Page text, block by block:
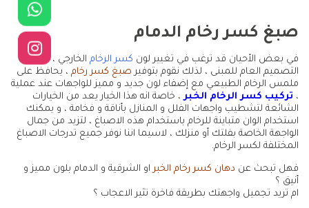
صبغ كسر رخام الدمام
في بعض الأحيان قد ترغب في تغيير لون كسر الرخام الخارجي ، لتناسب
التصميم العام للمبنى ، لذلك نقوم بتوفير صبغ كسر رخام ، يحافظ على
ملمس الرخام الطبيعي مع إضفاء لون جديد و مميز للواجهات عند عملية
، تركيب كسر الرخام الخبر، خاصة انه هذا الخيار يعد من الخيارات
الشائعة لتشطيب واجهات الفلل و المنازل بأناقة و فخامة ، و يمكنك
استخدام الوان متباينة للرخام باستخدام هذه الاصباغ ، لتزيد من جمال
الواجهة الخاصة بفلتك أو منزلك ، لاسيما اننا نوفر جميع تدرجات الاصباغ
المختلفة لكسر الرخام.
فهل تبحث عن دهان كسر رخام الخبراو الشرقية و الدمام بلون مميز و
أنيق ؟
ام تريد تجميل واجهتك بطريقة فاخرة تثير الاعجاب ؟